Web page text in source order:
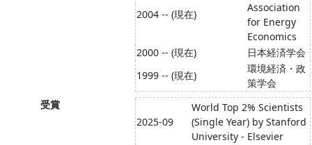
2004 -- (現在)
Association
for Energy
Economics
2000 -- (現在)
日本経済学会
1999 -- (現在)
環境経済・政
策学会
受賞
2025-09
World Top 2% Scientists
(Single Year) by Stanford
University - Elsevier